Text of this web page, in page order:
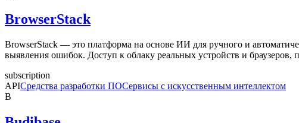
BrowserStack
BrowserStack — это платформа на основе ИИ для ручного и
выявления ошибок. Доступ к облаку реальных устройств и
subscription
APIСредства разработки ПОСервисы с искусственным интеллектом
B